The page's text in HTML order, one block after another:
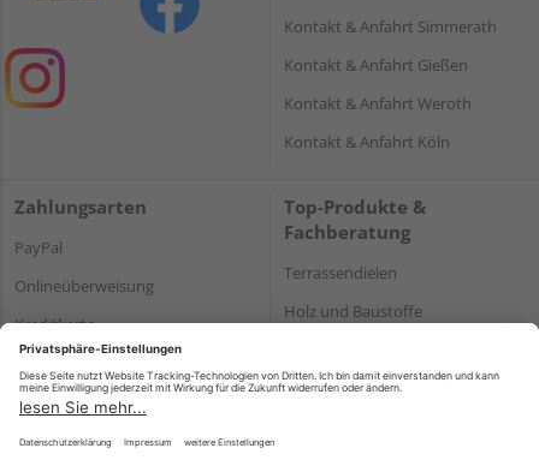
Kontakt & Anfahrt Simmerath
Kontakt & Anfahrt Gießen
Kontakt & Anfahrt Weroth
Kontakt & Anfahrt Köln
Zahlungsarten
PayPal
Onlineüberweisung
Kreditkarte
Rechnung*
*Bonität vorausgesetzt
Top-Produkte &
Fachberatung
Terrassendielen
Holz und Baustoffe